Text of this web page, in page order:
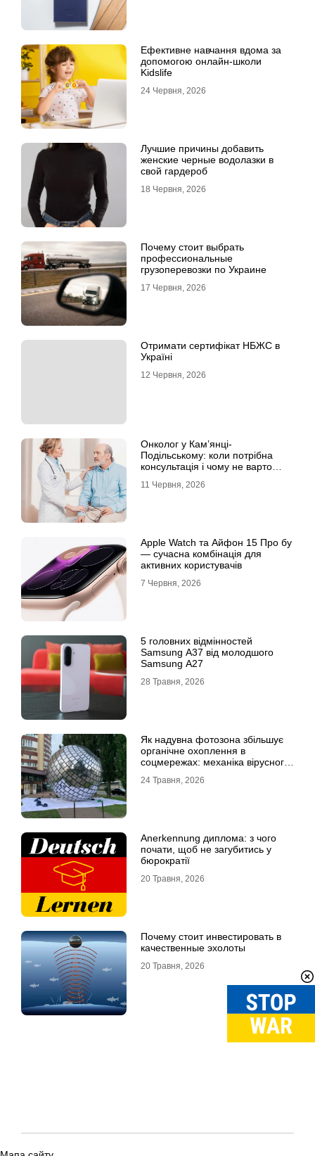
Ефективне навчання вдома за
допомогою онлайн-школи
Kidslife
24 Червня, 2026
Лучшие причины добавить
женские черные водолазки в
свой гардероб
18 Червня, 2026
Почему стоит выбрать
профессиональные
грузоперевозки по Украине
17 Червня, 2026
Отримати сертифікат НБЖС в
Україні
12 Червня, 2026
Онколог у Кам’янці-
Подільському: коли потрібна
консультація і чому не варто
11 Червня, 2026
Apple Watch та Айфон 15 Про бу
— сучасна комбінація для
активних користувачів
7 Червня, 2026
5 головних відмінностей
Samsung A37 від молодшого
Samsung A27
28 Травня, 2026
Як надувна фотозона збільшує
органічне охоплення в
соцмережах: механіка вірусного
24 Травня, 2026
Anerkennung диплома: з чого
почати, щоб не загубитись у
бюрократії
20 Травня, 2026
Почему стоит инвестировать в
качественные эхолоты
20 Травня, 2026